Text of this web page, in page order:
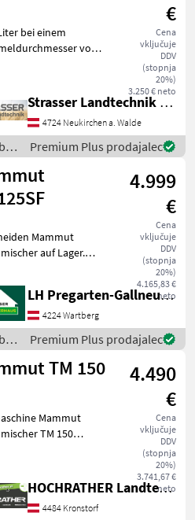
€
Cena
vključuje
DDV
(stopnja
20%)
3.250 € neto
bei einem
von
- 4 gefederte
- Schutzgitter mit
- Traktors
Strasser Landtechnik GmbH
4724 Neukirchen a. Walde
/
Premium Plus prodajalec
4.999
€
Cena
vključuje
DDV
(stopnja
20%)
4.165,83 €
neto
Mammut
auf Lager.
Modell
Dreipunktaufnahme,
LH Pregarten-Gallneukirchen, Pregarten
4224 Wartberg
/
Premium Plus prodajalec
TM 150
4.490
€
Cena
vključuje
DDV
(stopnja
20%)
3.741,67 €
neto
Mammut
TM 150
Durchmesser vom
- Rührarme -
aus einem Stü
HOCHRATHER Landtechnik GmbH
4484 Kronstorf